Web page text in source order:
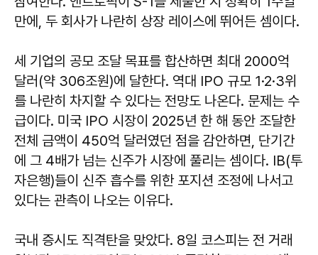
만에, 두 회사가 나란히 상장 레이스에 뛰어든 셈이다.
세 기업의 공모 조달 목표를 합산하면 최대 2000억
달러(약 306조원)에 달한다. 역대 IPO 규모 1·2·3위
를 나란히 차지할 수 있다는 전망도 나온다. 문제는 수
급이다. 미국 IPO 시장이 2025년 한 해 동안 조달한
전체 금액이 450억 달러였던 점을 감안하면, 단기간
에 그 4배가 넘는 신주가 시장에 풀리는 셈이다. IB(투
자은행)들이 신주 흡수를 위한 포지션 조정에 나서고
있다는 관측이 나오는 이유다.
국내 증시도 직격탄을 맞았다. 8일 코스피는 전 거래